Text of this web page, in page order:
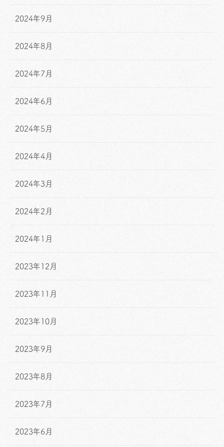
2024年9月
2024年8月
2024年7月
2024年6月
2024年5月
2024年4月
2024年3月
2024年2月
2024年1月
2023年12月
2023年11月
2023年10月
2023年9月
2023年8月
2023年7月
2023年6月